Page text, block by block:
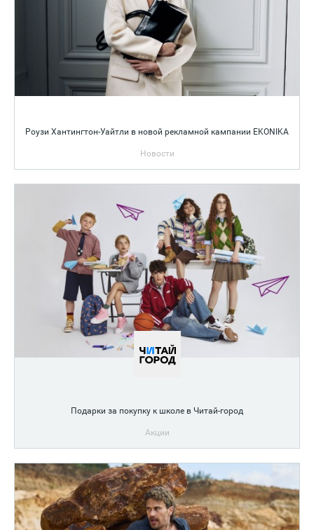
Роузи Хантингтон-Уайтли в новой рекламной кампании EKONIKA
Новости
Подарки за покупку к школе в Читай-город
Акции